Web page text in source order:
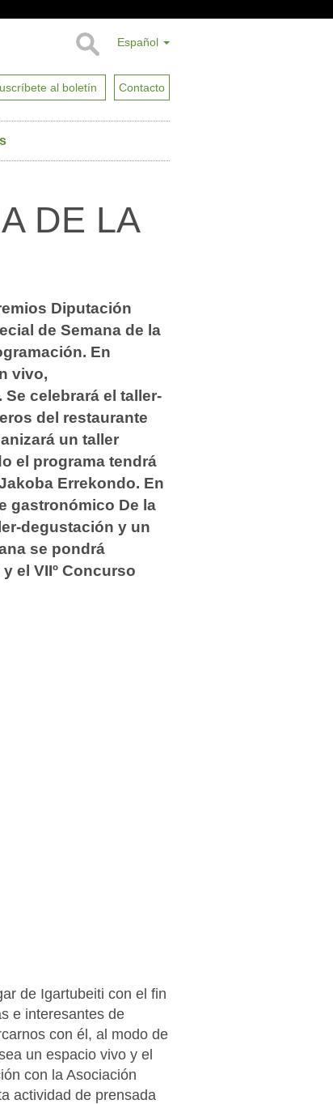
Español
al boletín Contacto
DE LA
Diputación
de Semana de la
En
vivo,
celebrará el taller-
del restaurante
un taller
el programa tendrá
Errekondo. En
gastronómico De la
degustación y un
se pondrá
el VIIº Concurso
de Igartubeiti con el fin
e interesantes de
con él, al modo de
un espacio vivo y el
con la Asociación
actividad de prensada